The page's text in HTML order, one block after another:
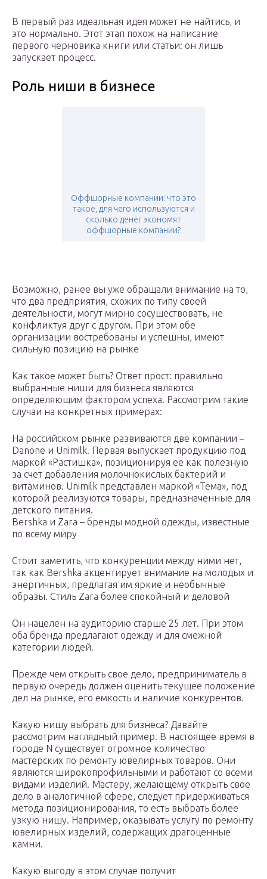
В первый раз идеальная идея может не найтись, и
это нормально. Этот этап похож на написание
первого черновика книги или статьи: он лишь
запускает процесс.
Роль ниши в бизнесе
Оффшорные компании: что это
такое, для чего используются и
сколько денег экономят
оффшорные компании?
Возможно, ранее вы уже обращали внимание на то,
что два предприятия, схожих по типу своей
деятельности, могут мирно сосуществовать, не
конфликтуя друг с другом. При этом обе
организации востребованы и успешны, имеют
сильную позицию на рынке
Как такое может быть? Ответ прост: правильно
выбранные ниши для бизнеса являются
определяющим фактором успеха. Рассмотрим такие
случаи на конкретных примерах:
На российском рынке развиваются две компании –
Danone и Unimilk. Первая выпускает продукцию под
маркой «Растишка», позиционируя ее как полезную
за счет добавления молочнокислых бактерий и
витаминов. Unimilk представлен маркой «Тема», под
которой реализуются товары, предназначенные для
детского питания.
Bershka и Zara – бренды модной одежды, известные
по всему миру
Стоит заметить, что конкуренции между ними нет,
так как Bershka акцентирует внимание на молодых и
энергичных, предлагая им яркие и необычные
образы. Стиль Zara более спокойный и деловой
Он нацелен на аудиторию старше 25 лет. При этом
оба бренда предлагают одежду и для смежной
категории людей.
Прежде чем открыть свое дело, предприниматель в
первую очередь должен оценить текущее положение
дел на рынке, его емкость и наличие конкурентов.
Какую нишу выбрать для бизнеса? Давайте
рассмотрим наглядный пример. В настоящее время в
городе N существует огромное количество
мастерских по ремонту ювелирных товаров. Они
являются широкопрофильными и работают со всеми
видами изделий. Мастеру, желающему открыть свое
дело в аналогичной сфере, следует придерживаться
метода позиционирования, то есть выбрать более
узкую нишу. Например, оказывать услугу по ремонту
ювелирных изделий, содержащих драгоценные
камни.
Какую выгоду в этом случае получит